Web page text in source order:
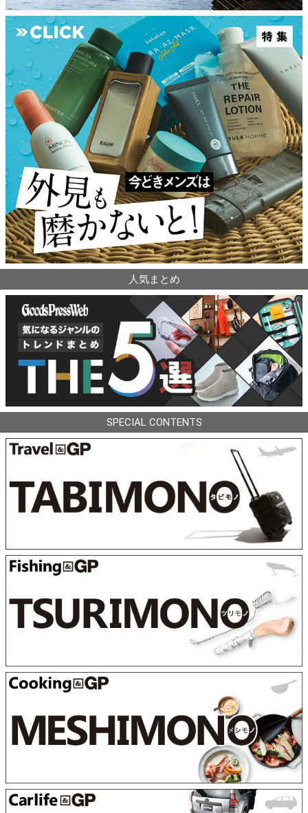
人気まとめ
SPECIAL CONTENTS